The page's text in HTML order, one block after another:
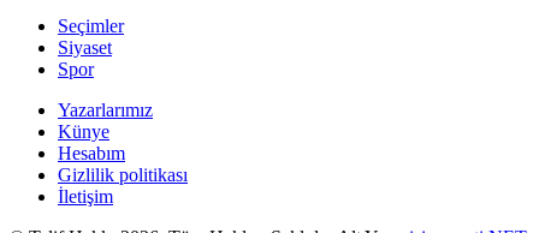
Seçimler
Siyaset
Spor
Yazarlarımız
Künye
Hesabım
Gizlilik politikası
İletişim